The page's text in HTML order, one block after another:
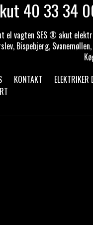
40 33 34
vagten SES ® akut
Bispebjerg,
KONTAKT